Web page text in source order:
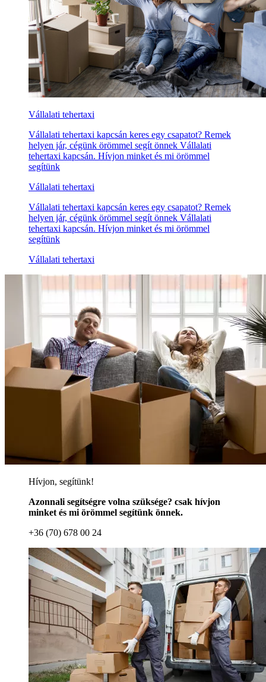
Vállalati tehertaxi
Vállalati tehertaxi kapcsán keres egy csapatot? Remek
helyen jár, cégünk örömmel segít önnek Vállalati
tehertaxi kapcsán. Hívjon minket és mi örömmel
segítünk
Vállalati tehertaxi
Vállalati tehertaxi kapcsán keres egy csapatot? Remek
helyen jár, cégünk örömmel segít önnek Vállalati
tehertaxi kapcsán. Hívjon minket és mi örömmel
segítünk
Vállalati tehertaxi
Hívjon, segítünk!
Azonnali segítségre volna szüksége? csak hívjon
minket és mi örömmel segítünk önnek.
+36 (70) 678 00 24